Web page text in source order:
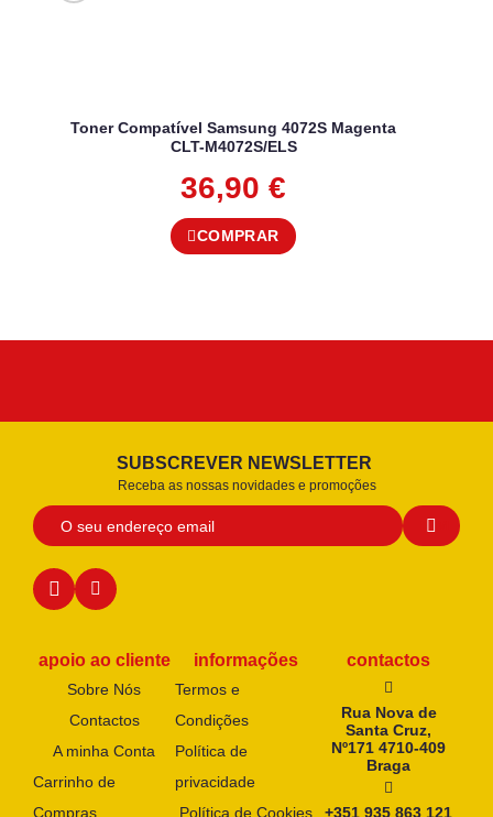
Toner Compatível Samsung 4072S Magenta
CLT-M4072S/ELS
36,90 €
COMPRAR
SUBSCREVER NEWSLETTER
Receba as nossas novidades e promoções
apoio ao cliente
Sobre Nós
Contactos
A minha Conta
Carrinho de
Compras
informações
Termos e
Condições
Política de
privacidade
Política de Cookies
contactos
Rua Nova de
Santa Cruz,
Nº171 4710-409
Braga
+351 935 863 121